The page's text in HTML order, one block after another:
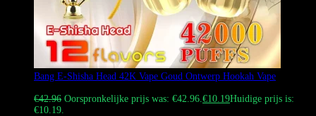
Bang E-Shisha Head 42K Vape Goud Ontwerp Hookah Vape
€42.96 Oorspronkelijke prijs was: €42.96.€10.19Huidige prijs is:
€10.19.